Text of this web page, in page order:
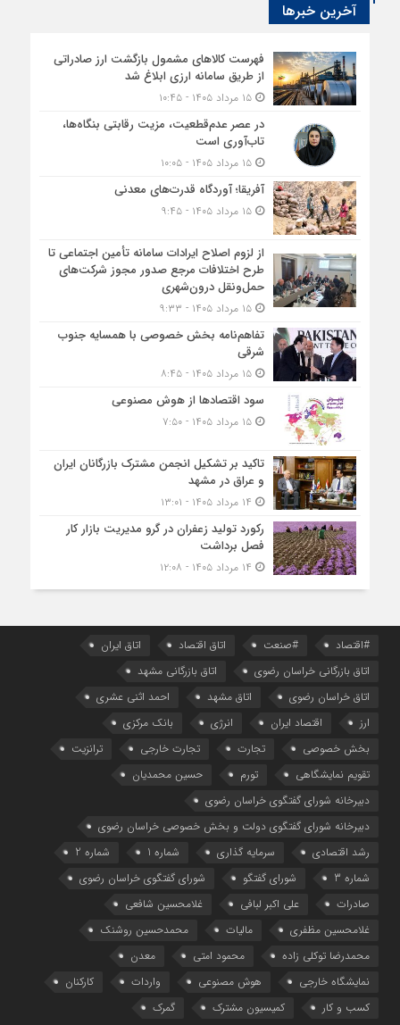
آخرین خبرها
فهرست کالاهای مشمول بازگشت ارز صادراتی
از طریق سامانه ارزی ابلاغ شد
۱۵ مرداد ۱۴۰۵ - ۱۰:۴۵
در عصر عدم‌قطعیت، مزیت رقابتی بنگاه‌ها،
تاب‌آوری است
۱۵ مرداد ۱۴۰۵ - ۱۰:۰۵
آفریقا؛ آوردگاه قدرت‌های معدنی
۱۵ مرداد ۱۴۰۵ - ۹:۴۵
از لزوم اصلاح ایرادات سامانه تأمین اجتماعی تا
طرح اختلافات مرجع صدور مجوز شرکت‌های
حمل‌ونقل درون‌شهری
۱۵ مرداد ۱۴۰۵ - ۹:۳۳
تفاهم‌نامه بخش خصوصی با همسایه جنوب
شرقی
۱۵ مرداد ۱۴۰۵ - ۸:۴۵
سود اقتصاد‌ها از هوش مصنوعی
۱۵ مرداد ۱۴۰۵ - ۷:۵۰
تاکید بر تشکیل انجمن مشترک بازرگانان ایران
و عراق در مشهد
رکورد تولید زعفران در گرو مدیریت بازار کار
فصل برداشت
#اقتصاد #صنعت اتاق اقتصاد
اتاق ایران
اتاق بازرگانی خراسان رضوی
اتاق بازرگانی مشهد
اتاق خراسان رضوی
اتاق مشهد
احمد اثنی عشری
ارز
اقتصاد ایران انرژی
بانک مرکزی
بخش خصوصی
تجارت تجارت خارجی
ترانزیت
تقویم نمایشگاهی
تورم
حسین محمدیان
دبیرخانه شورای گفتگوی خراسان رضوی
دبیرخانه شورای گفتگوی دولت و بخش خصوصی خراسان رضوی
رشد اقتصادی
سرمایه گذاری شماره 1
شماره 2
شماره 3
شورای گفتگو
شورای گفتگوی خراسان رضوی
صادرات
علی اکبر لبافی
غلامحسین شافعی
غلامحسین مظفری
مالیات
محمدحسین روشنک
محمدرضا توکلی زاده
محمود امتی
معدن
نمایشگاه خارجی
هوش مصنوعی واردات
کارکنان
کسب و کار
کمیسیون مشترک گمرک